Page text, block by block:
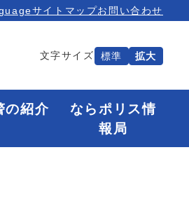
サイトマップお問い合わせ
文字サイズ 標準 拡大
の紹介
ならポリス情
報局